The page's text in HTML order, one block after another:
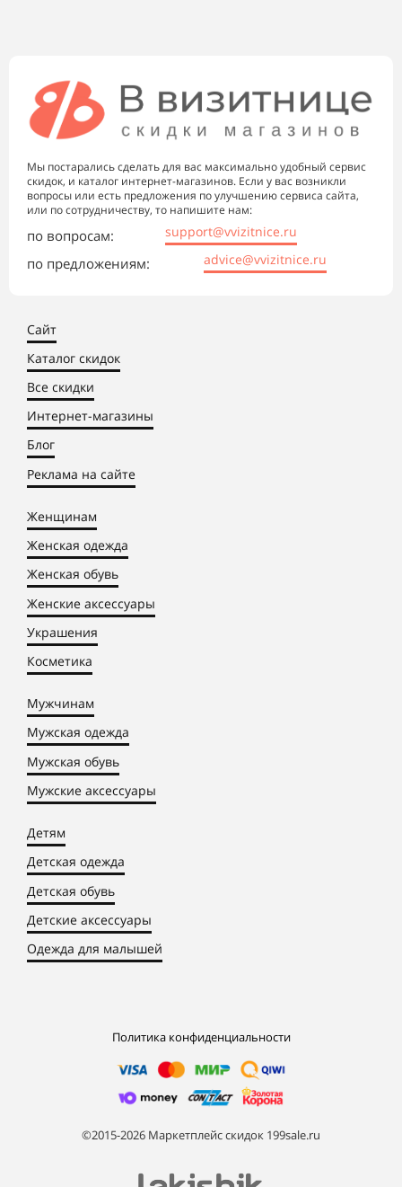
Мы постарались сделать для вас максимально удобный сервис
скидок, и каталог интернет-магазинов. Если у вас возникли
вопросы или есть предложения по улучшению сервиса сайта,
или по сотрудничеству, то напишите нам:
по вопросам: support@vvizitnice.ru
по предложениям: advice@vvizitnice.ru
Сайт
Каталог скидок
Все скидки
Интернет-магазины
Блог
Реклама на сайте
Женщинам
Женская одежда
Женская обувь
Женские аксессуары
Украшения
Косметика
Мужчинам
Мужская одежда
Мужская обувь
Мужские аксессуары
Детям
Детская одежда
Детская обувь
Детские аксессуары
Одежда для малышей
Политика конфиденциальности
©2015-2026 Маркетплейс скидок 199sale.ru